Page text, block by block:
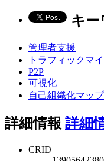
キー
管理者支援
トラフィックマ
P2P
可視化
自己組織化マッ
詳細情報 詳細
CRID